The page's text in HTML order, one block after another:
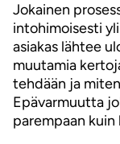
Jokainen
intohimoisesti
asiakas lähtee
muutamia
tehdään ja
Epävarmuutta
parempaan kuin